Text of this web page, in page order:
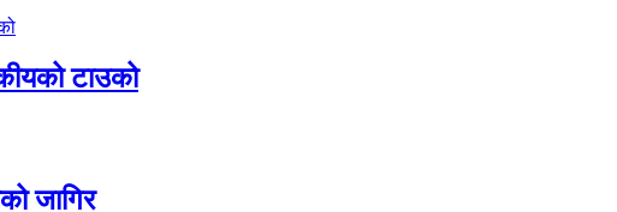
टाउको
जागिर